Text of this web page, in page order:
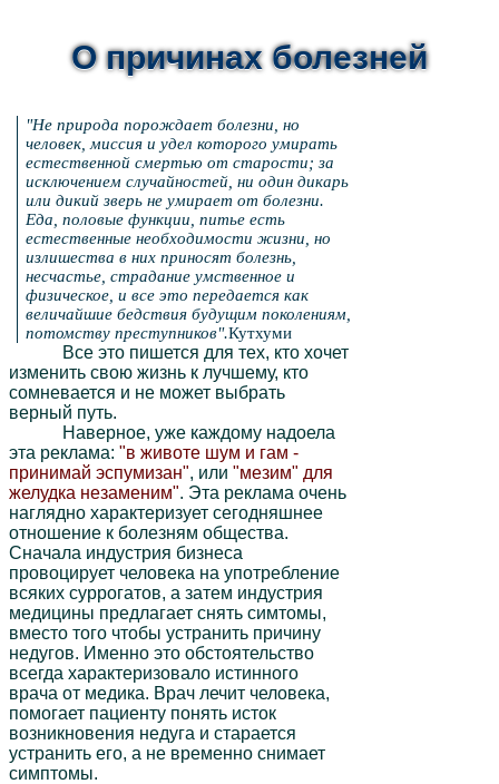
О причинах болезней
привычки
мантры
"Не природа порождает болезни, но
человек, миссия и удел которого умирать
естественной смертью от старости; за
исключением случайностей, ни один дикарь
или дикий зверь не умирает от болезни.
Еда, половые функции, питье есть
естественные необходимости жизни, но
излишества в них приносят болезнь,
несчастье, страдание умственное и
физическое, и все это передается как
величайшие бедствия будущим поколениям,
потомству преступников".Кутхуми
Все это пишется для тех, кто хочет
изменить свою жизнь к лучшему, кто
сомневается и не может выбрать
верный путь.
Наверное, уже каждому надоела
эта реклама:"в животе шум и гам -
принимай эспумизан", или"мезим" для
желудка незаменим". Эта реклама очень
наглядно характеризует сегодняшнее
отношение к болезням общества.
Сначала индустрия бизнеса
провоцирует человека на употребление
всяких суррогатов, а затем индустрия
медицины предлагает снять симтомы,
вместо того чтобы устранить причину
недугов. Именно это обстоятельство
всегда характеризовало истинного
врача от медика. Врач лечит человека,
помогает пациенту понять исток
возникновения недуга и старается
устранить его, а не временно снимает
симптомы.